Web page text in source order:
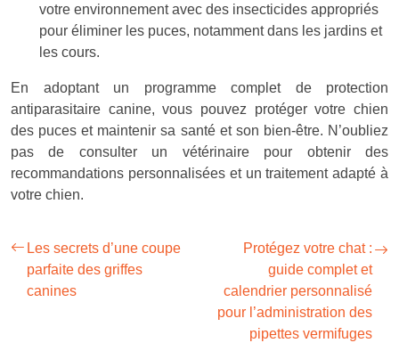
votre environnement avec des insecticides appropriés
pour éliminer les puces, notamment dans les jardins et
les cours.
En adoptant un programme complet de protection
antiparasitaire canine, vous pouvez protéger votre chien
des puces et maintenir sa santé et son bien-être. N’oubliez
pas de consulter un vétérinaire pour obtenir des
recommandations personnalisées et un traitement adapté à
votre chien.
Les secrets d’une coupe
parfaite des griffes
canines
Protégez votre chat :
guide complet et
calendrier personnalisé
pour l’administration des
pipettes vermifuges